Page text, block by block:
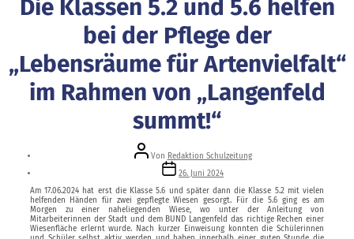
Die Klassen 5.2 und 5.6 helfen
bei der Pflege der
„Lebensräume für Artenvielfalt“
im Rahmen von „Langenfeld
summt!“
Beitragsautor
Von Redaktion Schulzeitung
Veröffentlichungsdatum
26. Juni 2024
Am 17.06.2024 hat erst die Klasse 5.6 und später dann die Klasse 5.2 mit vielen
helfenden Händen für zwei gepflegte Wiesen gesorgt. Für die 5.6 ging es am
Morgen zu einer naheliegenden Wiese, wo unter der Anleitung von
Mitarbeiterinnen der Stadt und dem BUND Langenfeld das richtige Rechen einer
Wiesenfläche erlernt wurde. Nach kurzer Einweisung konnten die Schülerinnen